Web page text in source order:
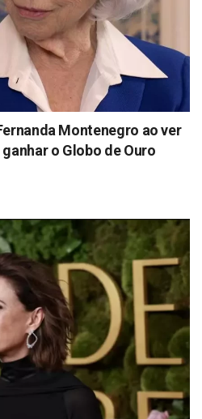
Montenegro ao ver
o Globo de Ouro